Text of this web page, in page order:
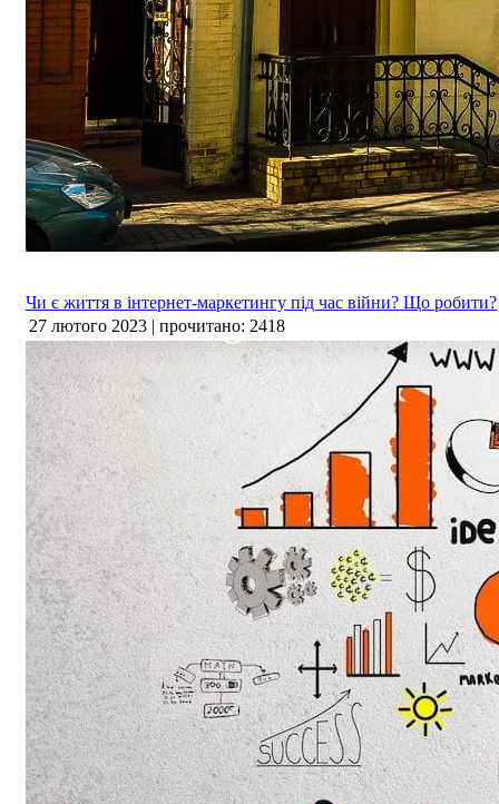
Чи є життя в інтернет-маркетингу під час війни? Що робити?
27 лютого 2023 | прочитано: 2418